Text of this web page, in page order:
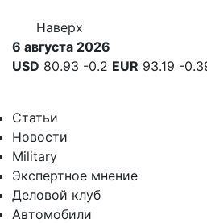
Наверх
6 августа 2026
USD 80.93 -0.2 EUR 93.19 -
Статьи
Новости
Military
Экспертное мнение
Деловой клуб
Автомобили